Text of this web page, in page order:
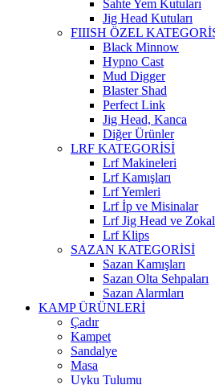
Sahte Yem Kutuları
Jig Head Kutuları
FIIISH ÖZEL
Black Minnow
Hypno Cast
Mud Digger
Blaster Shad
Perfect Link
Jig Head, Kanca
Diğer Ürünler
LRF KATEGORİSİ
Lrf Makineleri
Lrf Kamışları
Lrf Yemleri
Lrf İp ve Misinalar
Lrf Jig Head ve
Lrf Klips
SAZAN KATEGORİSİ
Sazan Kamışları
Sazan Olta Sehpaları
Sazan Alarmları
KAMP ÜRÜNLERİ
Çadır
Kampet
Sandalye
Masa
Uyku Tulumu